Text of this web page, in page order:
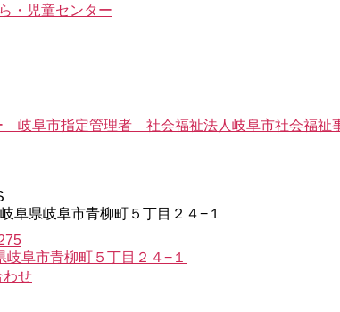
・児童センター
阜県岐阜市青柳町５丁目２４−１
阜市青柳町５丁目２４−１